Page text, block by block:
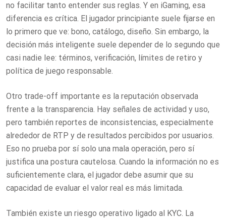
no facilitar tanto entender sus reglas. Y en iGaming, esa
diferencia es crítica. El jugador principiante suele fijarse en
lo primero que ve: bono, catálogo, diseño. Sin embargo, la
decisión más inteligente suele depender de lo segundo que
casi nadie lee: términos, verificación, límites de retiro y
política de juego responsable.
Otro trade-off importante es la reputación observada
frente a la transparencia. Hay señales de actividad y uso,
pero también reportes de inconsistencias, especialmente
alrededor de RTP y de resultados percibidos por usuarios.
Eso no prueba por sí solo una mala operación, pero sí
justifica una postura cautelosa. Cuando la información no es
suficientemente clara, el jugador debe asumir que su
capacidad de evaluar el valor real es más limitada.
También existe un riesgo operativo ligado al KYC. La